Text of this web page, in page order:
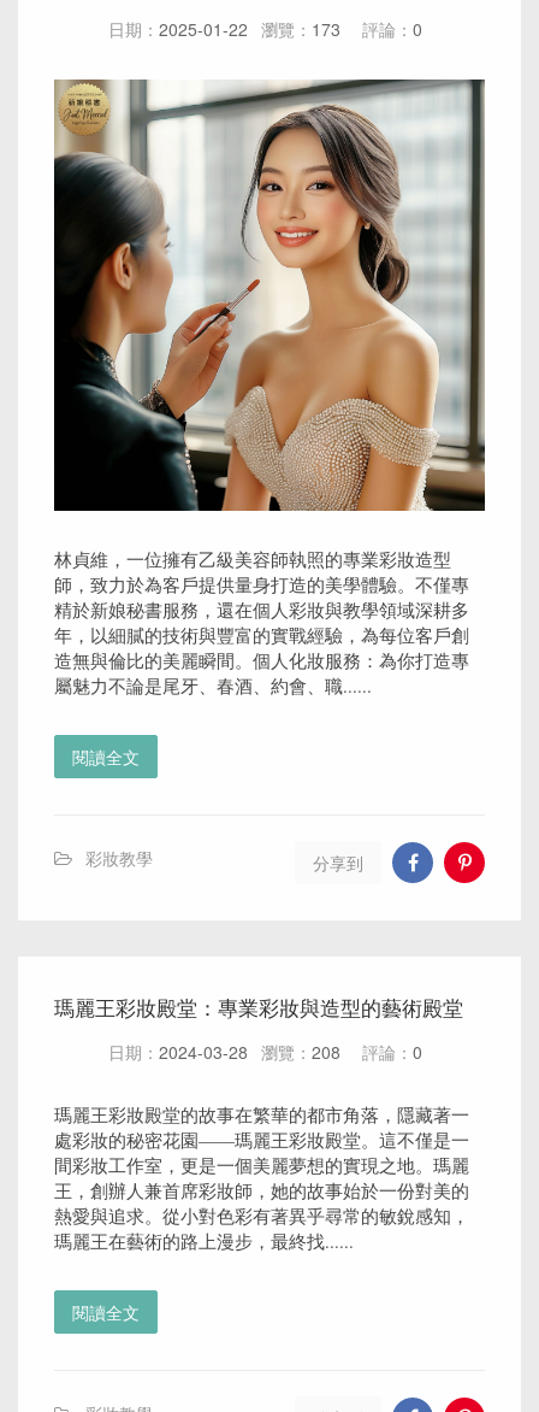
日期： 2025-01-22 瀏覽： 173 評論： 0
林貞維，一位擁有乙級美容師執照的專業彩妝造型
師，致力於為客戶提供量身打造的美學體驗。不僅專
精於新娘秘書服務，還在個人彩妝與教學領域深耕多
年，以細膩的技術與豐富的實戰經驗，為每位客戶創
造無與倫比的美麗瞬間。個人化妝服務：為你打造專
屬魅力不論是尾牙、春酒、約會、職......
閱讀全文
彩妝教學 分享到
瑪麗王彩妝殿堂：專業彩妝與造型的藝術殿堂
日期： 2024-03-28 瀏覽： 208 評論： 0
瑪麗王彩妝殿堂的故事在繁華的都市角落，隱藏著一
處彩妝的秘密花園——瑪麗王彩妝殿堂。這不僅是一
間彩妝工作室，更是一個美麗夢想的實現之地。瑪麗
王，創辦人兼首席彩妝師，她的故事始於一份對美的
熱愛與追求。從小對色彩有著異乎尋常的敏銳感知，
瑪麗王在藝術的路上漫步，最終找......
閱讀全文